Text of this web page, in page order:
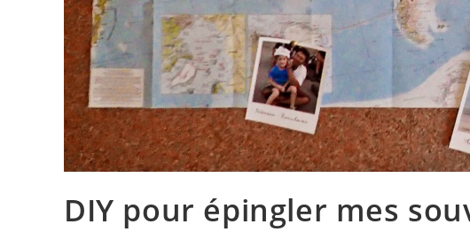
DIY pour épingler mes